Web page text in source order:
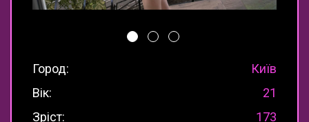
Город:
Київ
Вік:
21
Зріст:
173